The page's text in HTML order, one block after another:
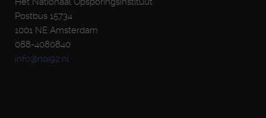
Postbus 15734
1001 NE Amsterdam
088-4080840
info@noi92.nl